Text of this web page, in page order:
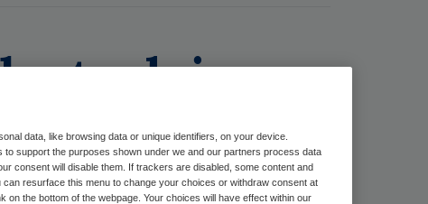
advies
de wind’
data, like browsing data or unique identifiers, on your device.
to support the purposes shown under we and our partners process data
consent will disable them. If trackers are disabled, some content and
resurface this menu to change your choices or withdraw consent at
on the bottom of the webpage. Your choices will have effect within our